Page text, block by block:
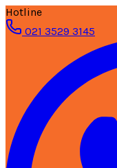
Hotline
021 3529 3145